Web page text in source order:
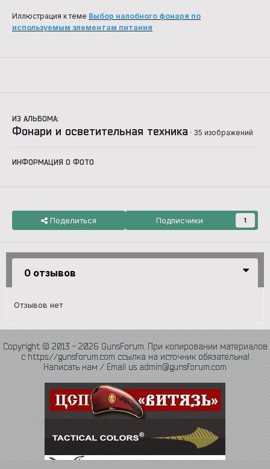
Иллюстрация к теме Выбор налобного фонаря по
используемым элементам питания
ИЗ АЛЬБОМА:
Фонари и осветительная техника · 35 изображений
ИНФОРМАЦИЯ О ФОТО
Поделиться Подписчики 1
0 отзывов
Отзывов нет
Copyright © 2013 - 2026 GunsForum. При копировании материалов
с https://gunsforum.com ссылка на источник обязательна!
Написать нам / Email us admin@gunsforum.com